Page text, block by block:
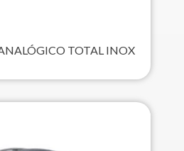
TOTAL INOX